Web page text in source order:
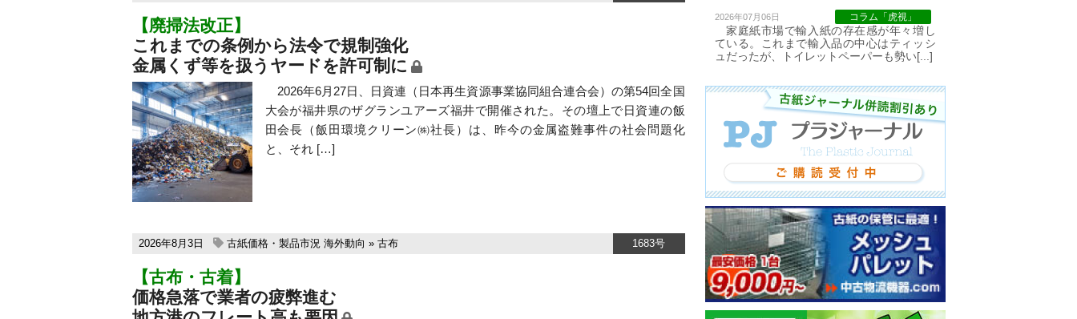
【廃掃法改正】
これまでの条例から法令で規制強化
金属くず等を扱うヤードを許可制に
2026年6月27日、日資連（日本再生資源事業協同組合連合会）の第54回全国
大会が福井県のザグランユアーズ福井で開催された。その壇上で日資連の飯
田会長（飯田環境クリーン㈱社長）は、昨今の金属盗難事件の社会問題化
と、それ […]
2026年8月3日 古紙価格・製品市況 海外動向 » 古布 1683号
【古布・古着】
価格急落で業者の疲弊進む
2026年07月06日 コラム「虎視」
家庭紙市場で輸入紙の存在感が年々増し
ている。これまで輸入品の中心はティッシ
ュだったが、トイレットペーパーも勢い[...]